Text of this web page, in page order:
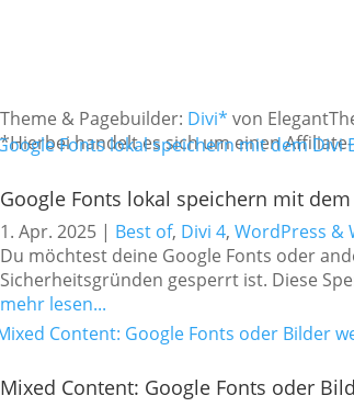
Theme & Pagebuilder: Divi* von
*Hierbei handelt es sich um einen
Google Fonts lokal speichern mit
1. Apr. 2025 | Best of, Divi 4, WordPress &
Du möchtest deine Google Fonts oder
Sicherheitsgründen gesperrt ist. Diese
mehr lesen...
Mixed Content: Google Fonts oder